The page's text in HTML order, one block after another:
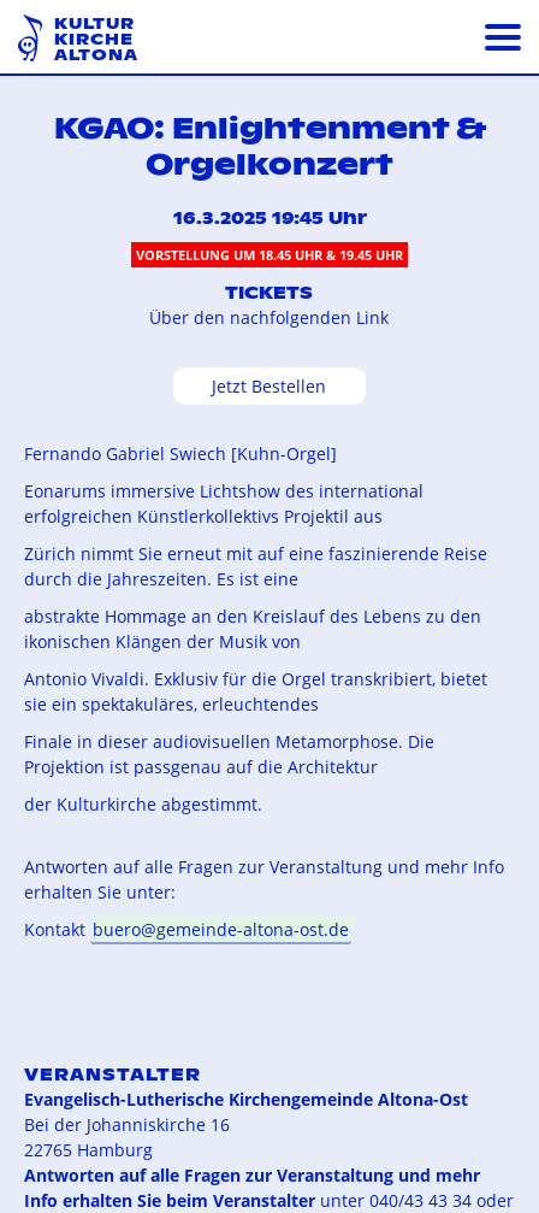
KULTUR
KIRCHE
ALTONA
KGAO: Enlightenment &
Orgelkonzert
16.3.2025 19:45 Uhr
VORSTELLUNG UM 18.45 UHR & 19.45 UHR
TICKETS
Über den nachfolgenden Link
Jetzt Bestellen
Fernando Gabriel Swiech [Kuhn-Orgel]
Eonarums immersive Lichtshow des international
erfolgreichen Künstlerkollektivs Projektil aus
Zürich nimmt Sie erneut mit auf eine faszinierende Reise
durch die Jahreszeiten. Es ist eine
abstrakte Hommage an den Kreislauf des Lebens zu den
ikonischen Klängen der Musik von
Antonio Vivaldi. Exklusiv für die Orgel transkribiert, bietet
sie ein spektakuläres, erleuchtendes
Finale in dieser audiovisuellen Metamorphose. Die
Projektion ist passgenau auf die Architektur
der Kulturkirche abgestimmt.
Antworten auf alle Fragen zur Veranstaltung und mehr Info
erhalten Sie unter:
Kontakt buero@gemeinde-altona-ost.de
VERANSTALTER
Evangelisch-Lutherische Kirchengemeinde Altona-Ost
Bei der Johanniskirche 16
22765 Hamburg
Antworten auf alle Fragen zur Veranstaltung und mehr
Info erhalten Sie beim Veranstalter unter 040/43 43 34 oder